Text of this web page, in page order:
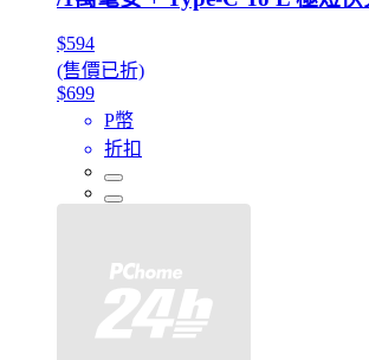
$594
(售價已折)
$699
P幣
折扣